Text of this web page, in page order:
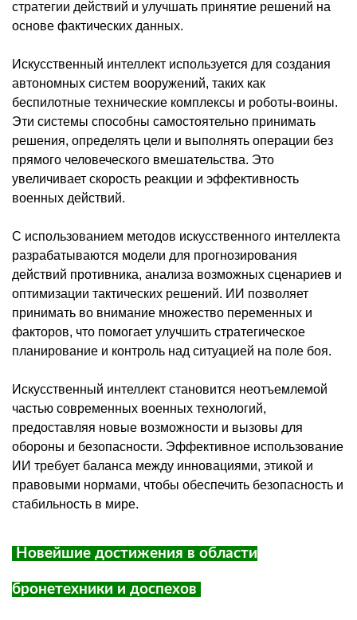
стратегии действий и улучшать принятие решений на
основе фактических данных.
Искусственный интеллект используется для создания
автономных систем вооружений, таких как
беспилотные технические комплексы и роботы-воины.
Эти системы способны самостоятельно принимать
решения, определять цели и выполнять операции без
прямого человеческого вмешательства. Это
увеличивает скорость реакции и эффективность
военных действий.
С использованием методов искусственного интеллекта
разрабатываются модели для прогнозирования
действий противника, анализа возможных сценариев и
оптимизации тактических решений. ИИ позволяет
принимать во внимание множество переменных и
факторов, что помогает улучшить стратегическое
планирование и контроль над ситуацией на поле боя.
Искусственный интеллект становится неотъемлемой
частью современных военных технологий,
предоставляя новые возможности и вызовы для
обороны и безопасности. Эффективное использование
ИИ требует баланса между инновациями, этикой и
правовыми нормами, чтобы обеспечить безопасность и
стабильность в мире.
Новейшие достижения в области
бронетехники и доспехов